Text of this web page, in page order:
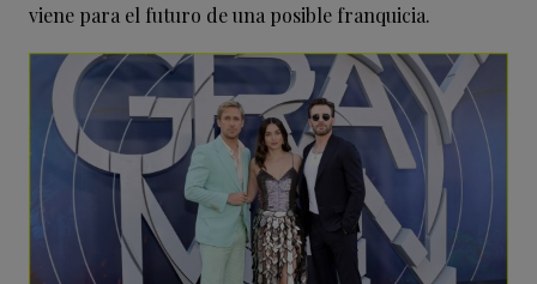
viene para el futuro de una posible franquicia.